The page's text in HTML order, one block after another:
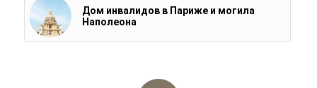
Дом инвалидов в Париже и могила
Наполеона